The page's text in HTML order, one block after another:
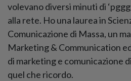
volevano diversi minuti di
alla rete. Ho una laurea in
Comunicazione di Massa, un
Marketing & Communication
di marketing e comunicazione
quel che ricordo.